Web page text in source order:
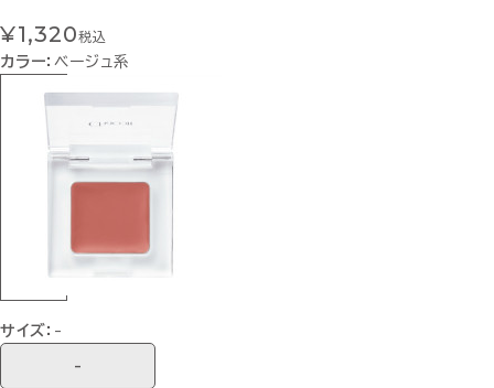
¥1,320税込
カラー：ベージュ系
サイズ： -
-